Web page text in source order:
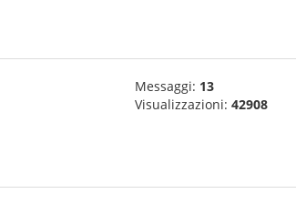
Messaggi: 13
Visualizzazioni: 42908